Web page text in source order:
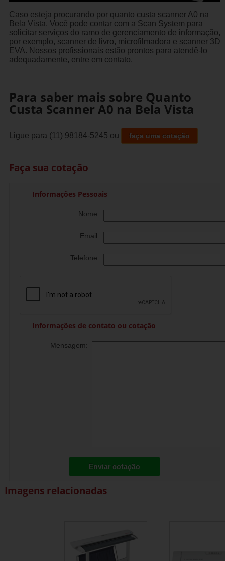
Caso esteja procurando por quanto custa scanner A0 na
Bela Vista, Você pode contar com a Scan System para
solicitar serviços do ramo de gerenciamento de informação,
por exemplo, scanner de livro, microfilmadora e scanner 3D
EVA. Nossos profissionais estão prontos para atendê-lo
adequadamente, entre em contato.
Para saber mais sobre Quanto
Custa Scanner A0 na Bela Vista
Ligue para (11) 98184-5245 ou faça uma cotação
Faça sua cotação
Informações Pessoais
Nome:
Email:
Telefone:
Informações de contato ou cotação
Mensagem:
Enviar cotação
Imagens relacionadas